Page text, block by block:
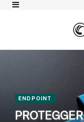
ENDPOINT